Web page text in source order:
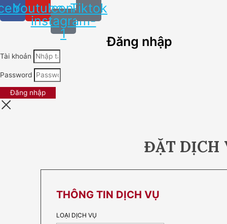
YoutubeIcon-
instagram-
1
Tiktok
Đăng nhập
Tài khoản
Password
Đăng nhập
ĐẶT DỊCH
THÔNG TIN DỊCH VỤ
LOẠI DỊCH VỤ